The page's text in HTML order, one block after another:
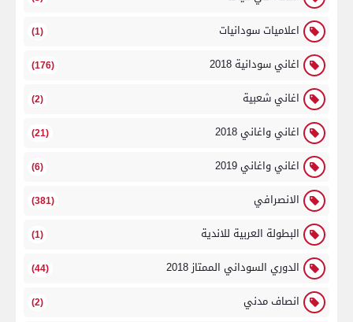
اعلاميات سودانيات (1)
اغاني سودانية 2018 (176)
اغاني شعبية (2)
اغاني واغاني 2018 (21)
اغاني واغاني 2019 (6)
الانصرافي (381)
البطولة العربية للاندية (1)
الدوري السوداني الممتاز 2018 (44)
انصاف مدني (2)